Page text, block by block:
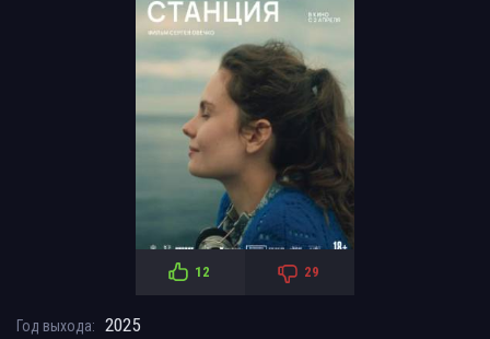
12 29
Год выхода: 2025